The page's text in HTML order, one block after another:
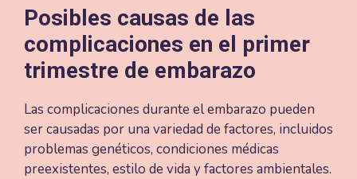
Posibles causas de las
complicaciones en el primer
trimestre de embarazo
Las complicaciones durante el embarazo pueden
ser causadas por una variedad de factores, incluidos
problemas genéticos, condiciones médicas
preexistentes, estilo de vida y factores ambientales.